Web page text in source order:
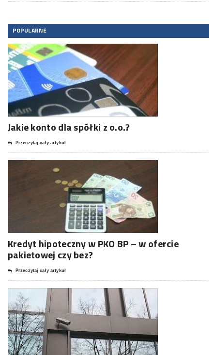
POPULARNE
Jakie konto dla spółki z o.o.?
Przeczytaj cały artykuł
Kredyt hipoteczny w PKO BP – w ofercie
pakietowej czy bez?
Przeczytaj cały artykuł